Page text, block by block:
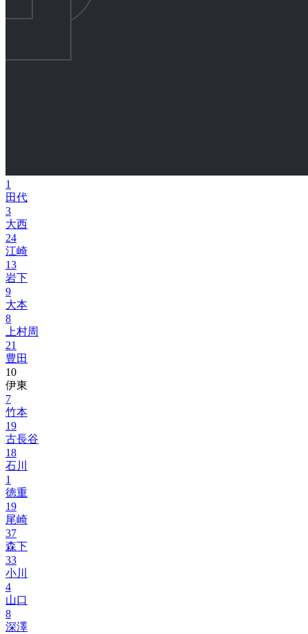
1
田代
3
大西
24
江崎
13
岩下
9
大本
8
上村周
21
豊田
10
伊東
7
竹本
19
古長谷
18
石川
1
徳重
19
尾崎
37
森下
33
小川
4
山口
8
深澤